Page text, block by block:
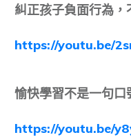
糾正孩子負面行為，
https://youtu.be/
愉快學習不是一句口
https://youtu.be/